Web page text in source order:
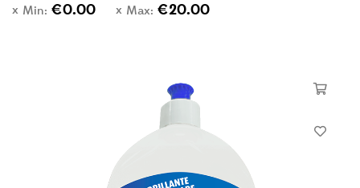
Min: €0.00 Max: €20.00